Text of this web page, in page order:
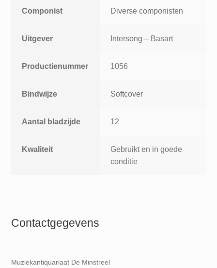
Componist Diverse componisten
Uitgever Intersong – Basart
Productienummer 1056
Bindwijze Softcover
Aantal bladzijde 12
Kwaliteit
Gebruikt en in goede
conditie
Contactgegevens
Muziekantiquariaat De Minstreel